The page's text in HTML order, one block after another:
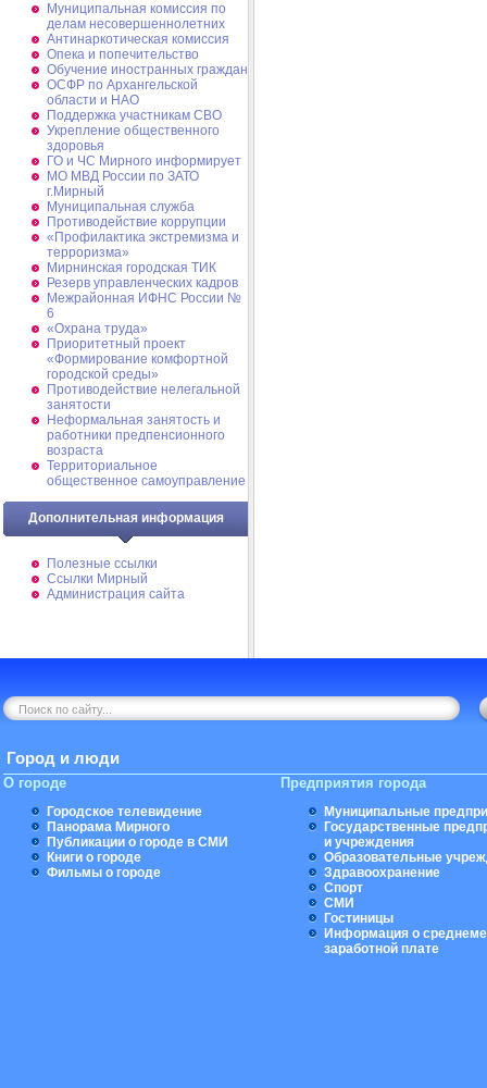
Муниципальная комиссия по
делам несовершеннолетних
Антинаркотическая комиссия
Опека и попечительство
Обучение иностранных граждан
ОСФР по Архангельской
области и НАО
Поддержка участникам СВО
Укрепление общественного
здоровья
ГО и ЧС Мирного информирует
МО МВД России по ЗАТО
г.Мирный
Муниципальная cлужба
Противодействие коррупции
«Профилактика экстремизма и
терроризма»
Мирнинская городская ТИК
Резерв управленческих кадров
Межрайонная ИФНС России №
6
«Охрана труда»
Приоритетный проект
«Формирование комфортной
городской среды»
Противодействие нелегальной
занятости
Неформальная занятость и
работники предпенсионного
возраста
Территориальное
общественное самоуправление
Дополнительная информация
Полезные ссылки
Ссылки Мирный
Администрация сайта
Город и люди
О городе
Городское телевидение
Панорама Мирного
Публикации о городе в СМИ
Книги о городе
Фильмы о городе
Предприятия города
Муниципальные
Государственные
и учреждения
Образовательные
Здравоохранение
Спорт
СМИ
Гостиницы
Информация о
заработной плате